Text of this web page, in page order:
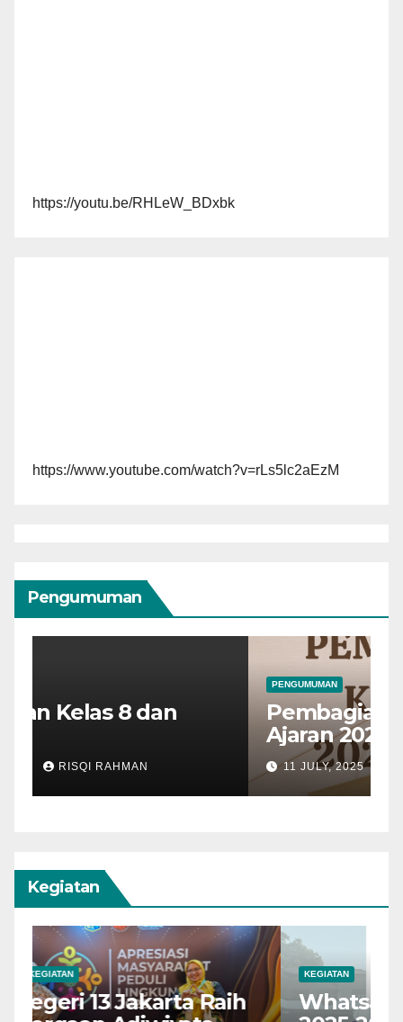
https://youtu.be/RHLeW_BDxbk
https://www.youtube.com/watch?v=rLs5lc2aEzM
Pengumuman
Pembagian Kelas 7 Tahun
11 JULY, 2025 RISQI RAHMAN
Kegiatan
KEGIATAN
Whatsapp Group Kelas 7